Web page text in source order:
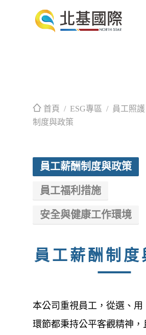
首頁 / ESG專區 / 員工照
制度與政策
員工薪酬制度與政策
員工福利措施
安全與健康工作環境
員工薪酬制度
本公司重視員工，從選、用
環節都秉持公平客觀精神，